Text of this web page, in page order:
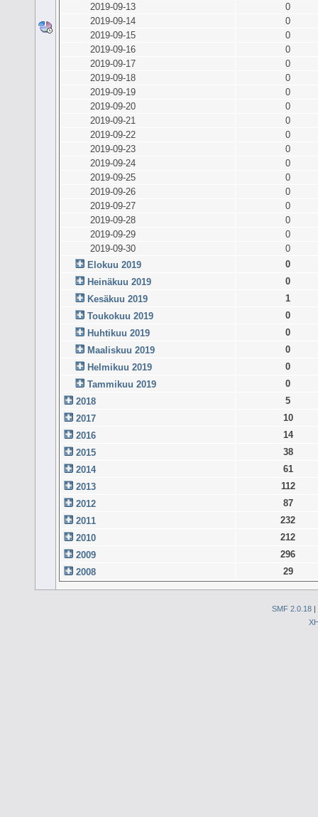
2019-09-13
0
2019-09-14
0
2019-09-15
0
2019-09-16
0
2019-09-17
0
2019-09-18
0
2019-09-19
0
2019-09-20
0
2019-09-21
0
2019-09-22
0
2019-09-23
0
2019-09-24
0
2019-09-25
0
2019-09-26
0
2019-09-27
0
2019-09-28
0
2019-09-29
0
2019-09-30
0
Elokuu 2019
0
Heinäkuu 2019
0
Kesäkuu 2019
1
Toukokuu 2019
0
Huhtikuu 2019
0
Maaliskuu 2019
0
Helmikuu 2019
0
Tammikuu 2019
0
2018
5
2017
10
2016
14
2015
38
2014
61
2013
112
2012
87
2011
232
2010
212
2009
296
2008
29
SMF 2.0.18 |